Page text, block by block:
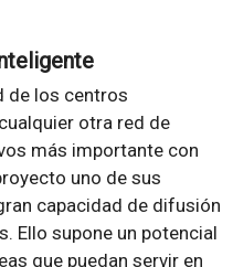
de los centros
otra red de
más importante con
uno de sus
capacidad de difusión
Ello supone un potencial
que puedan servir en